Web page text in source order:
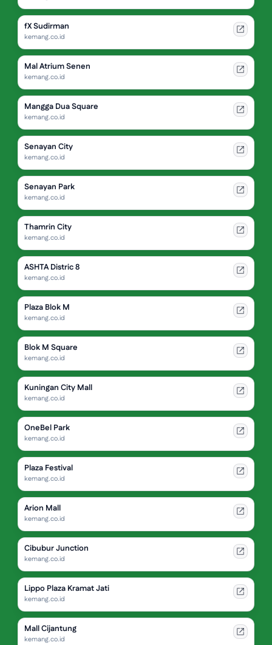
fX Sudirman
kemang.co.id
Mal Atrium Senen
kemang.co.id
Mangga Dua Square
kemang.co.id
Senayan City
kemang.co.id
Senayan Park
kemang.co.id
Thamrin City
kemang.co.id
ASHTA Distric 8
kemang.co.id
Plaza Blok M
kemang.co.id
Blok M Square
kemang.co.id
Kuningan City Mall
kemang.co.id
OneBel Park
kemang.co.id
Plaza Festival
kemang.co.id
Arion Mall
kemang.co.id
Cibubur Junction
kemang.co.id
Lippo Plaza Kramat Jati
kemang.co.id
Mall Cijantung
kemang.co.id